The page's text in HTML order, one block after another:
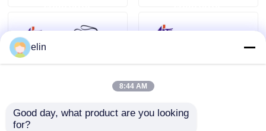
elin
8:44 AM
Good day, what product are you looking
for?